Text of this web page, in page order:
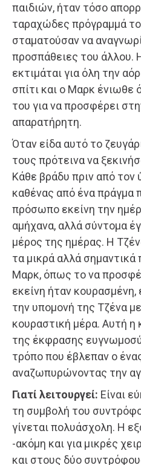
παιδιών, ήταν τόσο
ταραχώδες πρόγραμμά
σταματούσαν να
προσπάθειες του άλλου.
εκτιμάται για όλη την
σπίτι και ο Μαρκ ένιωθε
του για να προσφέρει
απαρατήρητη.
Όταν είδα αυτό το
τους πρότεινα να
Κάθε βράδυ πριν από τον
καθένας από ένα πράγμα
πρόσωπο εκείνη την
αμήχανα, αλλά σύντομα
μέρος της ημέρας. Η
τα μικρά αλλά
Μαρκ, όπως το να
εκείνη ήταν
την υπομονή της Τζένα
κουραστική μέρα. Αυτή η
της έκφρασης
τρόπο που έβλεπαν ο
αναζωπυρώνοντας την
Γιατί λειτουργεί: Είναι
τη συμβολή του
γίνεται πολυάσχολη. Η
-ακόμη και για μικρές
και στους δύο